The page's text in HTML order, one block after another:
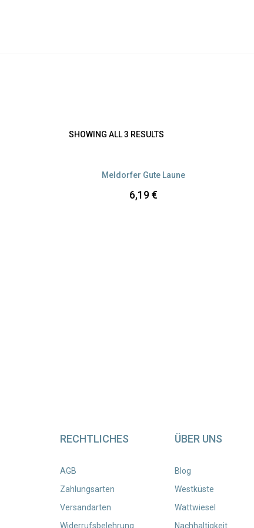
SHOWING ALL 3 RESULTS
Meldorfer Gute Laune
6,19€
RECHTLICHES
AGB
Zahlungsarten
Versandarten
Widerrufsbelehrung
ÜBER UNS
Blog
Westküste
Wattwiesel
Nachhaltigkeit